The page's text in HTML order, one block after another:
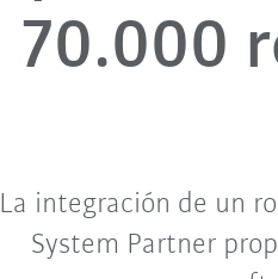
70.000
La integración de un
System Partner